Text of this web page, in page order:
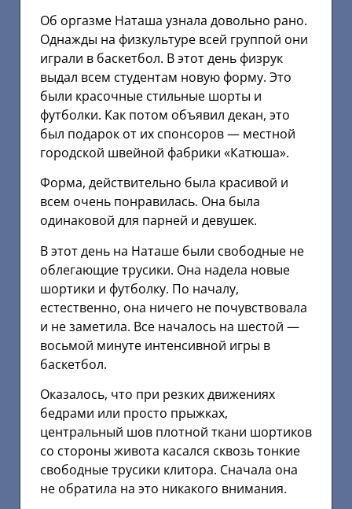
Об оргазме Наташа узнала довольно рано.
Однажды на физкультуре всей группой они
играли в баскетбол. В этот день физрук
выдал всем студентам новую форму. Это
были красочные стильные шорты и
футболки. Как потом объявил декан, это
был подарок от их спонсоров — местной
городской швейной фабрики «Катюша».
Форма, действительно была красивой и
всем очень понравилась. Она была
одинаковой для парней и девушек.
В этот день на Наташе были свободные не
облегающие трусики. Она надела новые
шортики и футболку. По началу,
естественно, она ничего не почувствовала
и не заметила. Все началось на шестой —
восьмой минуте интенсивной игры в
баскетбол.
Оказалось, что при резких движениях
бедрами или просто прыжках,
центральный шов плотной ткани шортиков
со стороны живота касался сквозь тонкие
свободные трусики клитора. Сначала она
не обратила на это никакого внимания.